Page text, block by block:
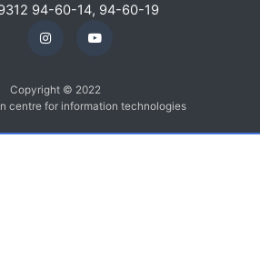
94-60-14, 94-60-19
Copyright © 2022
centre for information technologies